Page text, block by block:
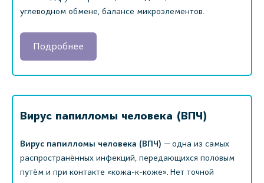
углеводном обмене, балансе микроэлементов.
Подробнее
Вирус папилломы человека (ВПЧ)
Вирус папилломы человека (ВПЧ) — одна из самых
распространённых инфекций, передающихся половым
путём и при контакте «кожа-к-коже». Нет точной